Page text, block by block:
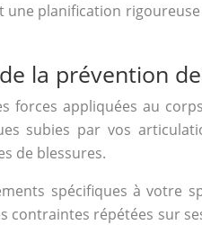
une planification
la prévention
forces appliquées au
subies par vos
de blessures.
spécifiques à
contraintes répétées sur